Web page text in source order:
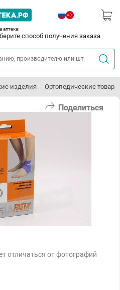
аптека:
способ получения заказа
изделия Ортопедические товары
Поделиться
отличаться от фотографий